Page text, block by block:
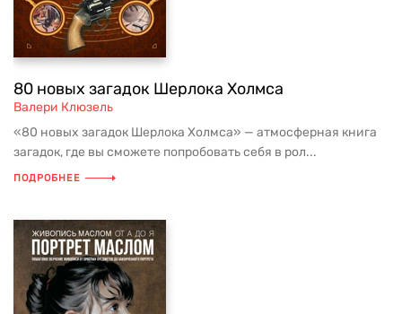
80 новых загадок Шерлока Холмса
Валери Клюзель
«80 новых загадок Шерлока Холмса» — атмосферная книга
загадок, где вы сможете попробовать себя в рол...
ПОДРОБНЕЕ